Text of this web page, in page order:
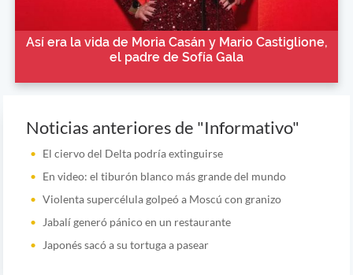
Así era la vida de Moria Casán y Mario Castiglione,
el padre de Sofía Gala
Noticias anteriores de "Informativo"
El ciervo del Delta podría extinguirse
En video: el tiburón blanco más grande del mundo
Violenta supercélula golpeó a Moscú con granizo
Jabalí generó pánico en un restaurante
Japonés sacó a su tortuga a pasear